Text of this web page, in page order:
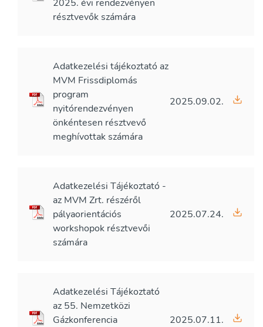
2025. évi rendezvényen
résztvevők számára
Adatkezelési tájékoztató az
MVM Frissdiplomás
program
nyitórendezvényen
önkéntesen résztvevő
meghívottak számára
2025.09.02.
Adatkezelési Tájékoztató -
az MVM Zrt. részéről
pályaorientációs
workshopok résztvevői
számára
2025.07.24.
Adatkezelési Tájékoztató
az 55. Nemzetközi
Gázkonferencia
2025.07.11.